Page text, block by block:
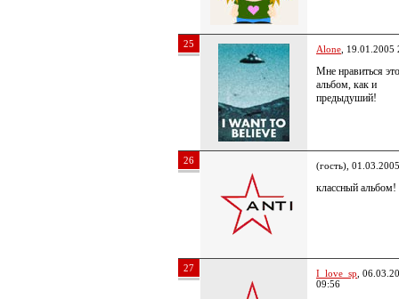
25 Alone , 19.01.2005
Мне нравиться
альбом, как и
предыдуший!
26 (гость),
классный альбом!
27 I_love_sp ,
09:56